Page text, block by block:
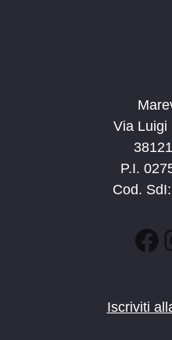
Via Luigi
P.I.
Cod.
Iscriviti